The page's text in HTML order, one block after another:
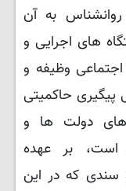
به آن
های اجرایی و
وظیفه و
پیگیری حاکمیتی
دولت ها و
است، بر عهده
سندی که در این